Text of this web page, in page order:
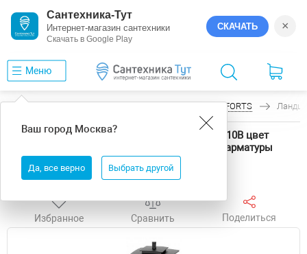
Сантехника-Тут
Интернет-магазин сантехники
Скачать в Google Play
СКАЧАТЬ ×
Меню
Ваш город Москва?
Да, все верно Выбрать другой
FORTS
Ландшафтный светильник Citilux FORTS CLU10B цвет
плафона/подвески Прозрачный, Хром, цвет арматуры
Черный
Избранное Сравнить Поделиться